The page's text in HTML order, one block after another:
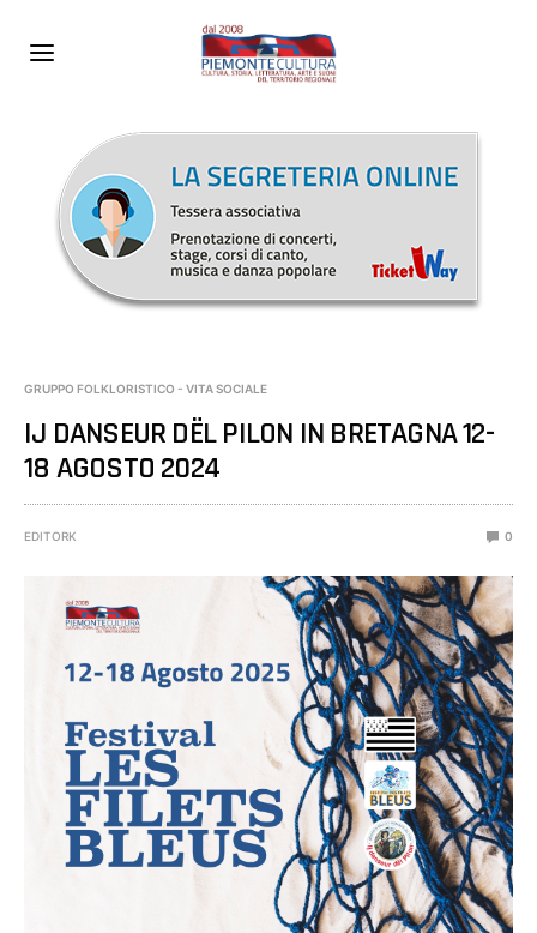
GRUPPO FOLKLORISTICO - VITA SOCIALE
IJ DANSEUR DËL PILON IN BRETAGNA 12-
18 AGOSTO 2024
EDITORK 0